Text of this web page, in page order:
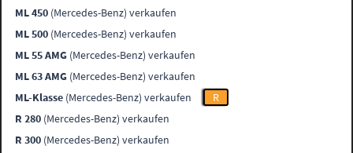
ML 450 (Mercedes-Benz) verkaufen
ML 500 (Mercedes-Benz) verkaufen
ML 55 AMG (Mercedes-Benz) verkaufen
ML 63 AMG (Mercedes-Benz) verkaufen
ML-Klasse (Mercedes-Benz) verkaufen
R
R 280 (Mercedes-Benz) verkaufen
R 300 (Mercedes-Benz) verkaufen